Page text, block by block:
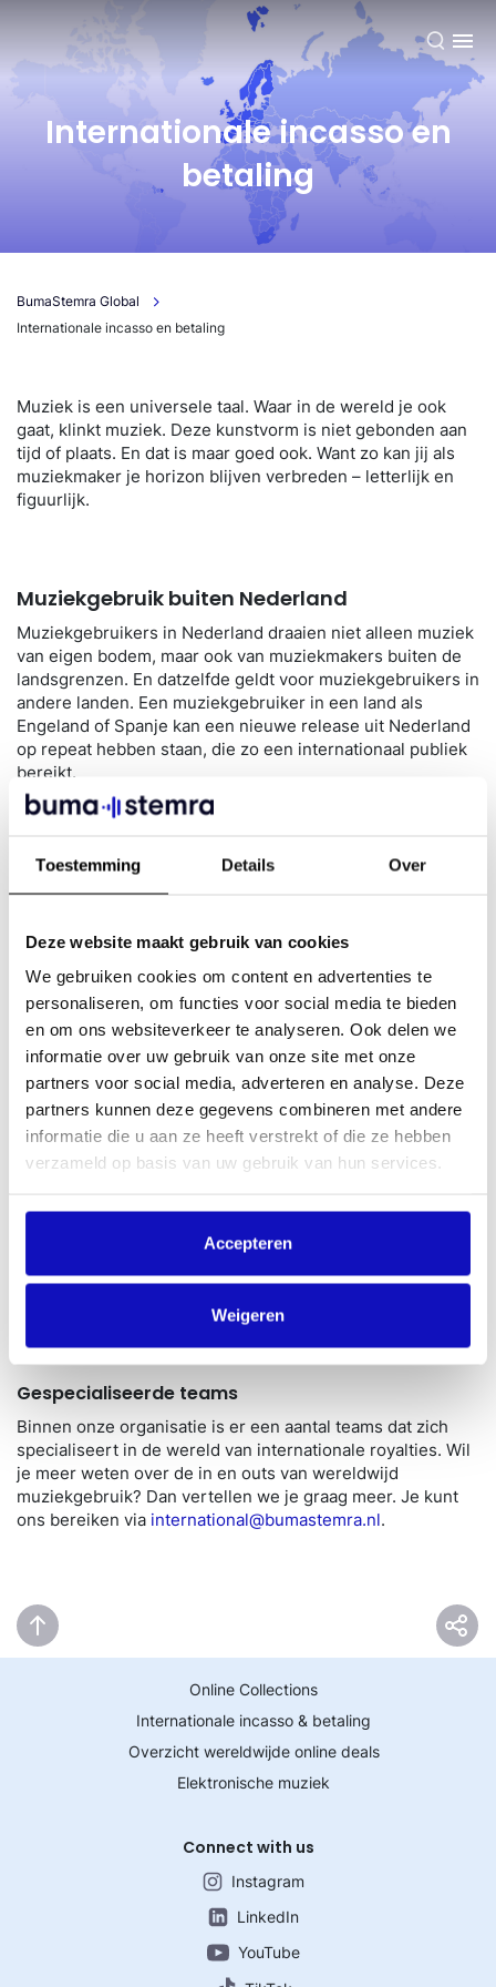
Toestemming Details Over
Deze website maakt gebruik van cookies
We gebruiken cookies om content en advertenties te
personaliseren, om functies voor social media te bieden
en om ons websiteverkeer te analyseren. Ook delen we
informatie over uw gebruik van onze site met onze
partners voor social media, adverteren en analyse. Deze
partners kunnen deze gegevens combineren met andere
informatie die u aan ze heeft verstrekt of die ze hebben
verzameld op basis van uw gebruik van hun services.
Accepteren
Weigeren
Internationale incasso en
betaling
BumaStemra Global
Internationale incasso en betaling
Muziek is een universele taal. Waar in de wereld je ook
gaat, klinkt muziek. Deze kunstvorm is niet gebonden aan
tijd of plaats. En dat is maar goed ook. Want zo kan jij als
muziekmaker je horizon blijven verbreden – letterlijk en
figuurlijk.
Muziekgebruik buiten Nederland
Muziekgebruikers in Nederland draaien niet alleen muziek
van eigen bodem, maar ook van muziekmakers buiten de
landsgrenzen. En datzelfde geldt voor muziekgebruikers in
andere landen. Een muziekgebruiker in een land als
Engeland of Spanje kan een nieuwe release uit Nederland
op repeat hebben staan, die zo een internationaal publiek
bereikt.
Maak jij een track in Nederland, maar klinkt je muziek in
de horeca, tijdens live optredens of op een
Samenwerkingen met internationale
auteursrechtenorganisaties
Wordt je muziek in landen buiten Nederland gedraaid? Dan
zorgen wij dat je hiervoor uitbetaald krijgt. Wij hebben
overeenkomsten met auteursrechtenorganisaties over de
hele wereld. Deze zusterorganisaties kunnen eenvoudig je
manier kunnen wij snel de vergoeding(en) binnenhalen
Hier vind je een overzicht van al onze
Gespecialiseerde teams
Binnen onze organisatie is er een aantal teams dat zich
specialiseert in de wereld van internationale royalties. Wil
je meer weten over de in en outs van wereldwijd
muziekgebruik? Dan vertellen we je graag meer. Je kunt
ons bereiken via international@bumastemra.nl.
Online Collections
Internationale incasso & betaling
Overzicht wereldwijde online deals
Elektronische muziek
Connect with us
Instagram
LinkedIn
YouTube